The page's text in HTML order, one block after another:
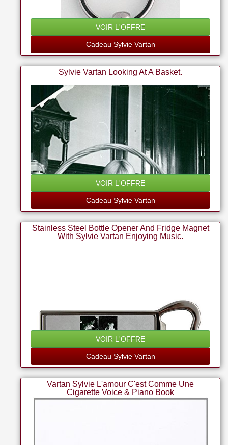
VOIR L'OFFRE
Cadeau Sylvie Vartan
Sylvie Vartan Looking At A Basket.
VOIR L'OFFRE
Cadeau Sylvie Vartan
Stainless Steel Bottle Opener And Fridge Magnet
With Sylvie Vartan Enjoying Music.
VOIR L'OFFRE
Cadeau Sylvie Vartan
Vartan Sylvie L'amour C'est Comme Une
Cigarette Voice & Piano Book